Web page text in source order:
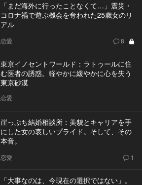
「まだ海外に行ったことなくて…」震災・
コロナ禍で遊ぶ機会を奪われた25歳女のリ
アル
恋愛 8
東京イノセントワールド：ラトゥールに住
む医者の誘惑。軽やかに緩やかに心を失う
東京砂漠
恋愛
崖っぷち結婚相談所：美貌とキャリアを手
にした女の哀しいプライド。そして、その
本音。
恋愛 1
「大事なのは、今現在の選択ではない」。